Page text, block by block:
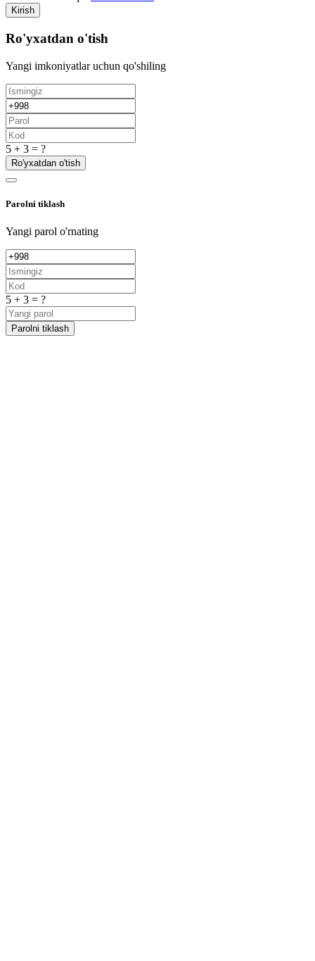
Kirish
Ro'yxatdan o'tish
Yangi imkoniyatlar uchun qo'shiling
5 + 3 = ?
Ro'yxatdan o'tish
Parolni tiklash
Yangi parol o'rnating
5 + 3 = ?
Parolni tiklash